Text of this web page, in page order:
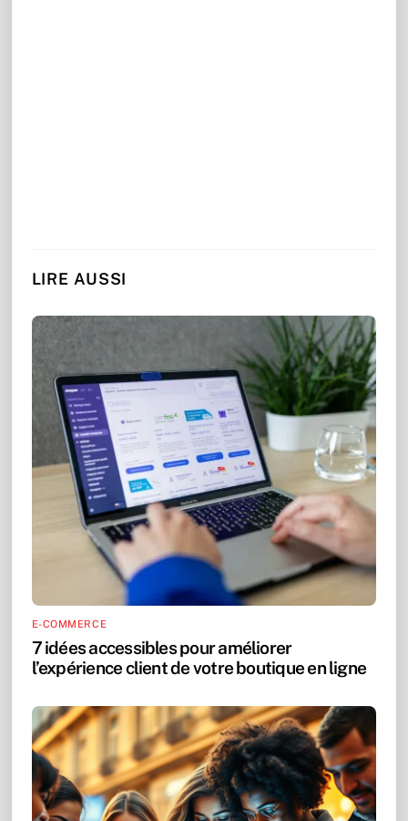
LIRE AUSSI
E-COMMERCE
7 idées accessibles pour améliorer
l’expérience client de votre boutique en ligne